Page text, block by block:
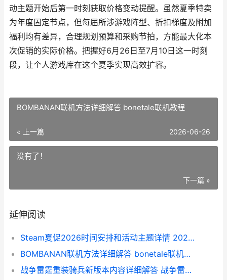
动主题开始后第一时刻获取价格变动提醒。虽然夏季特卖
为年度固定节点，但每届所涉游戏阵型、折扣梯度及附加
福利均有差异，合理规划预算和采购节拍，方能最大化本
次促销的实际价格。把握好6月26日至7月10日这一时刻
段，让个人游戏库在这个夏季实现高效扩容。
BOMBANAN联机方法详细解答 bonetale联机教程
« 上一篇 2026-06-26
没有了！
下一篇 »
延伸阅读
Steam夏促2026时间安排和活动主题详情 2020年steam夏促
BOMBANAN联机方法详细解答 bonetale联机教程
战争雷霆重装骑兵新版本内容详细解答 战争雷霆重装骑兵